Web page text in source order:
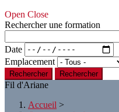
Open Close
Rechercher une formation
Date
Emplacement
Rechercher
Fil d'Ariane
Accueil >